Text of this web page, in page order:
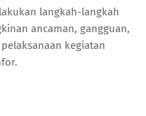
langkah-langkah
ancaman, gangguan,
kegiatan